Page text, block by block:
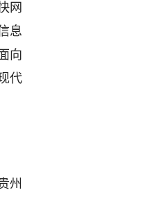
网
息
向
代
州